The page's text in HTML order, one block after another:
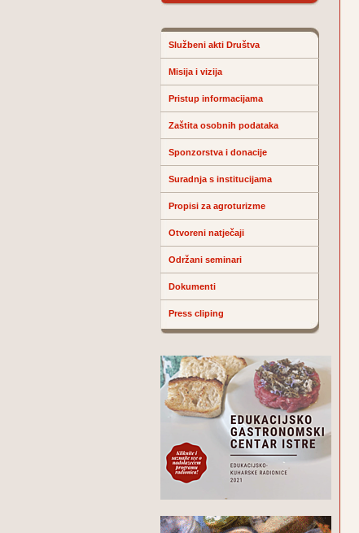
Službeni akti Društva
Misija i vizija
Pristup informacijama
Zaštita osobnih podataka
Sponzorstva i donacije
Suradnja s institucijama
Propisi za agroturizme
Otvoreni natječaji
Održani seminari
Dokumenti
Press cliping